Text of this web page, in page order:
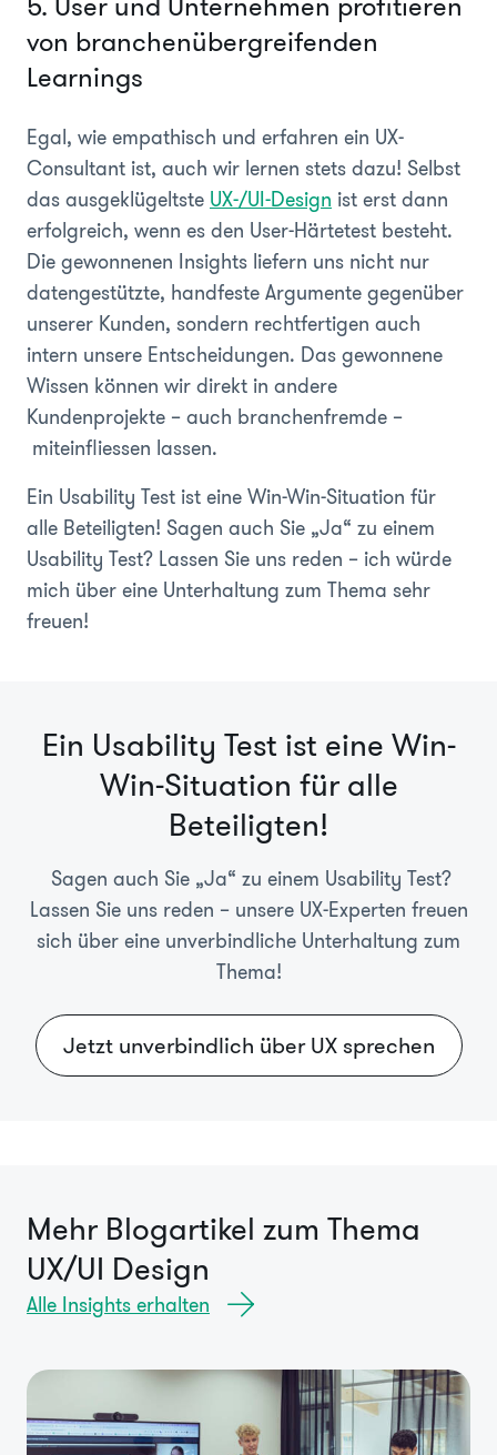
von branchenübergreifenden
Learnings
Egal, wie empathisch und erfahren ein UX-
Consultant ist, auch wir lernen stets dazu! Selbst
das ausgeklügeltste UX-/UI-Design ist erst dann
erfolgreich, wenn es den User-Härtetest besteht.
Die gewonnenen Insights liefern uns nicht nur
datengestützte, handfeste Argumente gegenüber
unserer Kunden, sondern rechtfertigen auch
intern unsere Entscheidungen. Das gewonnene
Wissen können wir direkt in andere
Kundenprojekte – auch branchenfremde –
miteinfliessen lassen.
Ein Usability Test ist eine Win-Win-Situation für
alle Beteiligten! Sagen auch Sie „Ja“ zu einem
Usability Test? Lassen Sie uns reden – ich würde
mich über eine Unterhaltung zum Thema sehr
freuen!
Ein Usability Test ist eine Win-
Win-Situation für alle
Beteiligten!
Sagen auch Sie „Ja“ zu einem Usability Test?
Lassen Sie uns reden – unsere UX-Experten freuen
sich über eine unverbindliche Unterhaltung zum
Thema!
Jetzt unverbindlich über UX sprechen
Mehr Blogartikel zum Thema
UX/UI Design
Alle Insights erhalten